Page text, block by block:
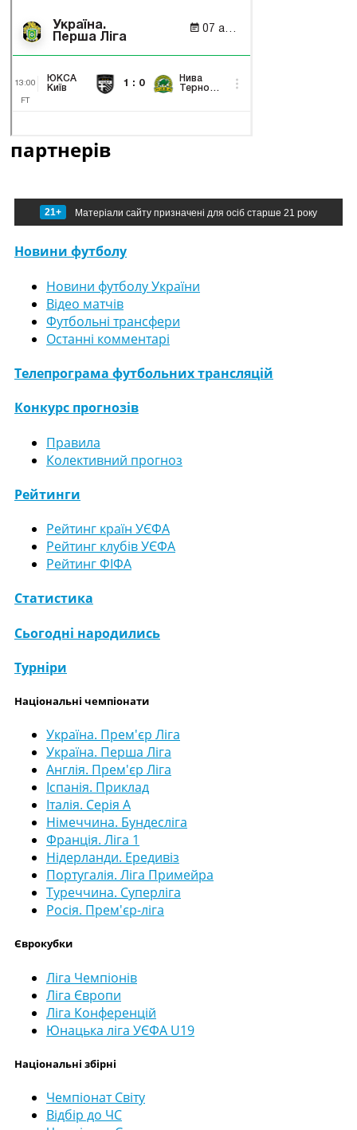
партнерів
21+ Матеріали сайту призначені для осіб старше 21 року
Новини футболу
Новини футболу України
Відео матчів
Футбольні трансфери
Останні комментарі
Телепрограма футбольних трансляцій
Конкурс прогнозів
Правила
Колективний прогноз
Рейтинги
Рейтинг країн УЄФА
Рейтинг клубів УЄФА
Рейтинг ФІФА
Статистика
Сьогодні народились
Турніри
Національні чемпіонати
Україна. Прем'єр Ліга
Україна. Перша Ліга
Англія. Прем'єр Ліга
Іспанія. Приклад
Італія. Серія А
Німеччина. Бундесліга
Франція. Ліга 1
Нідерланди. Ередивіз
Португалія. Ліга Примейра
Туреччина. Суперліга
Росія. Прем'єр-ліга
Єврокубки
Ліга Чемпіонів
Ліга Європи
Ліга Конференцій
Юнацька ліга УЄФА U19
Національні збірні
Чемпіонат Світу
Відбір до ЧС